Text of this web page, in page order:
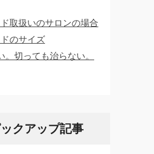
取扱いのサロンの場合
のサイズ
。切っても治らない。
クアップ記事